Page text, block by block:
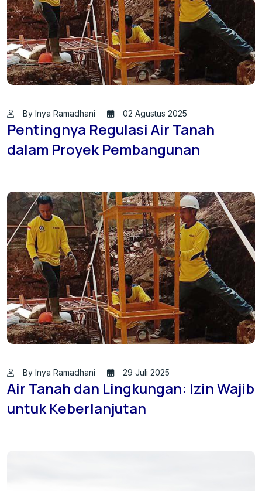
By Inya Ramadhani 02 Agustus 2025
Pentingnya Regulasi Air Tanah
dalam Proyek Pembangunan
By Inya Ramadhani 29 Juli 2025
Air Tanah dan Lingkungan: Izin Wajib
untuk Keberlanjutan